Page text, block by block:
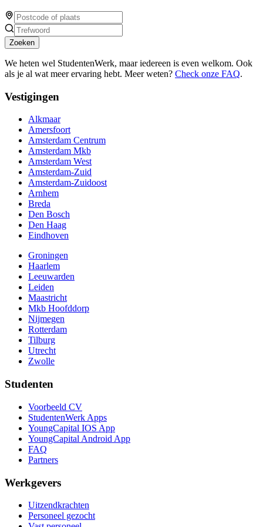
Zoeken
We heten wel StudentenWerk, maar iedereen is even welkom. Ook
als je al wat meer ervaring hebt. Meer weten? Check onze FAQ.
Vestigingen
Alkmaar
Amersfoort
Amsterdam Centrum
Amsterdam Mkb
Amsterdam West
Amsterdam-Zuid
Amsterdam-Zuidoost
Arnhem
Breda
Den Bosch
Den Haag
Eindhoven
Groningen
Haarlem
Leeuwarden
Leiden
Maastricht
Mkb Hoofddorp
Nijmegen
Rotterdam
Tilburg
Utrecht
Zwolle
Studenten
Voorbeeld CV
StudentenWerk Apps
YoungCapital IOS App
YoungCapital Android App
FAQ
Partners
Werkgevers
Uitzendkrachten
Personeel gezocht